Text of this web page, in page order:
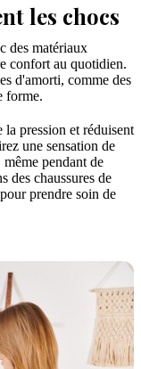
les chocs
des matériaux
confort au quotidien.
d'amorti, comme des
forme.
pression et réduisent
une sensation de
pendant de
des chaussures de
prendre soin de